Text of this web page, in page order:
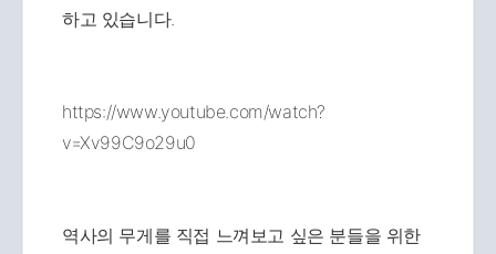
하고 있습니다.
https://www.youtube.com/watch?
v=Xv99C9o29u0
역사의 무게를 직접 느껴보고 싶은 분들을 위한